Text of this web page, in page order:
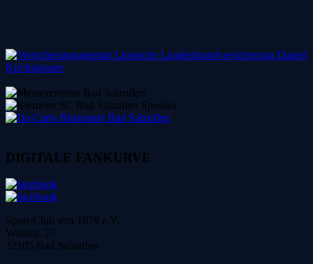
DIGITALE FANKURVE
Sport-Club von 1879 e.V.
Waldstr. 27
32105 Bad Salzuflen